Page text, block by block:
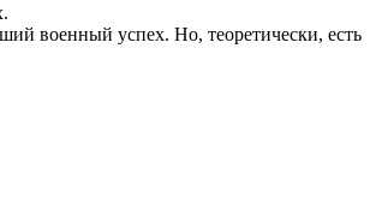
военный успех. Но, теоретически, есть